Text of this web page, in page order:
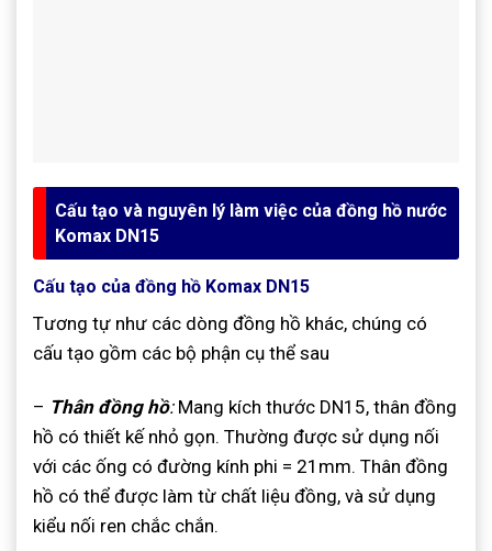
Cấu tạo và nguyên lý làm việc của đồng hồ nước
Komax DN15
Cấu tạo của đồng hồ Komax DN15
Tương tự như các dòng đồng hồ khác, chúng có
cấu tạo gồm các bộ phận cụ thể sau
– Thân đồng hồ:Mang kích thước DN15, thân đồng
hồ có thiết kế nhỏ gọn. Thường được sử dụng nối
với các ống có đường kính phi = 21mm. Thân đồng
hồ có thể được làm từ chất liệu đồng, và sử dụng
kiểu nối ren chắc chắn.